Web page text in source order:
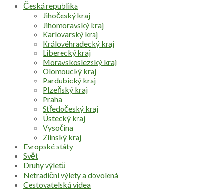
Česká republika
Jihočeský kraj
Jihomoravský kraj
Karlovarský kraj
Královéhradecký kraj
Liberecký kraj
Moravskoslezský kraj
Olomoucký kraj
Pardubický kraj
Plzeňský kraj
Praha
Středočeský kraj
Ústecký kraj
Vysočina
Zlínský kraj
Evropské státy
Svět
Druhy výletů
Netradiční výlety a dovolená
Cestovatelská videa